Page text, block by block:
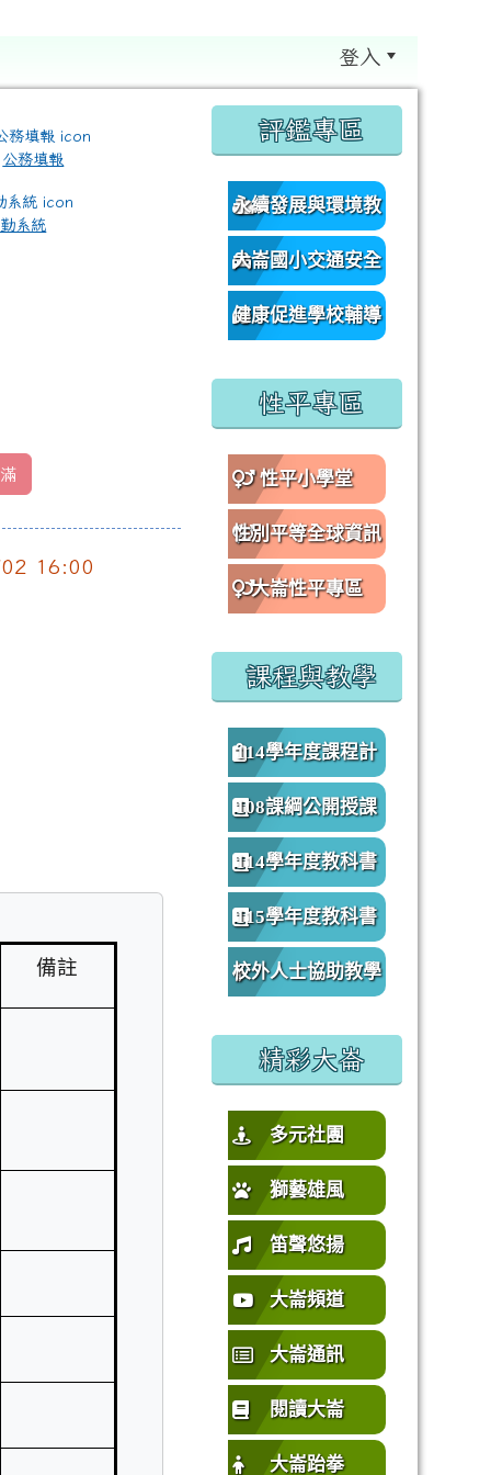
登入
公務填報
系統
16:00
備註
\
:::
評鑑專區
永續發展與環境教
育資源網
大崙國小交通安全
網
健康促進學校輔導
性平專區
性平小學堂
性別平等全球資訊
網
大崙性平專區
課程與教學
114學年度課程計
畫
108課綱公開授課
專區
114學年度教科書
版本
115學年度教科書
版本
校外人士協助教學
精彩大崙
多元社團
獅藝雄風
笛聲悠揚
大崙頻道
大崙通訊
閱讀大崙
大崙跆拳